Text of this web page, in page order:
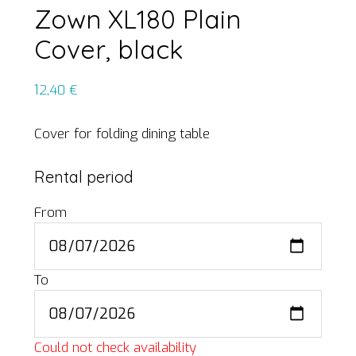
Zown XL180 Plain
Cover, black
12,40 €
Cover for folding dining table
Rental period
From
To
Could not check availability